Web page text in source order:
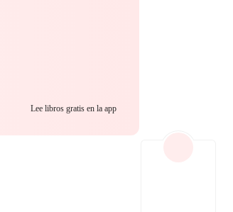
Lee libros gratis en la app